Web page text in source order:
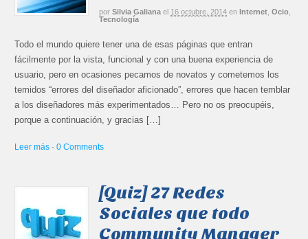
por Silvia Galiana el 16 octubre, 2014 en Internet ,Ocio
Tecnología
Todo el mundo quiere tener una de esas páginas que entran
fácilmente por la vista, funcional y con una buena experiencia de
usuario, pero en ocasiones pecamos de novatos y cometemos los
temidos “errores del diseñador aficionado”, errores que hacen temblar
a los diseñadores más experimentados… Pero no os preocupéis,
porque a continuación, y gracias […]
Leer más ·0 Comments
[Quiz] 27 Redes
Sociales que todo
Community Manager